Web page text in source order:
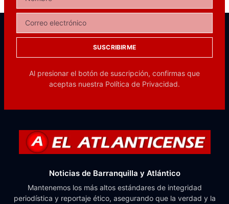
SUSCRIBIRME
Al presionar el botón de suscripción, confirmas que
aceptas nuestra Política de Privacidad.
Noticias de Barranquilla y Atlántico
Mantenemos los más altos estándares de integridad
periodística y reportaje ético, asegurando que la verdad y la